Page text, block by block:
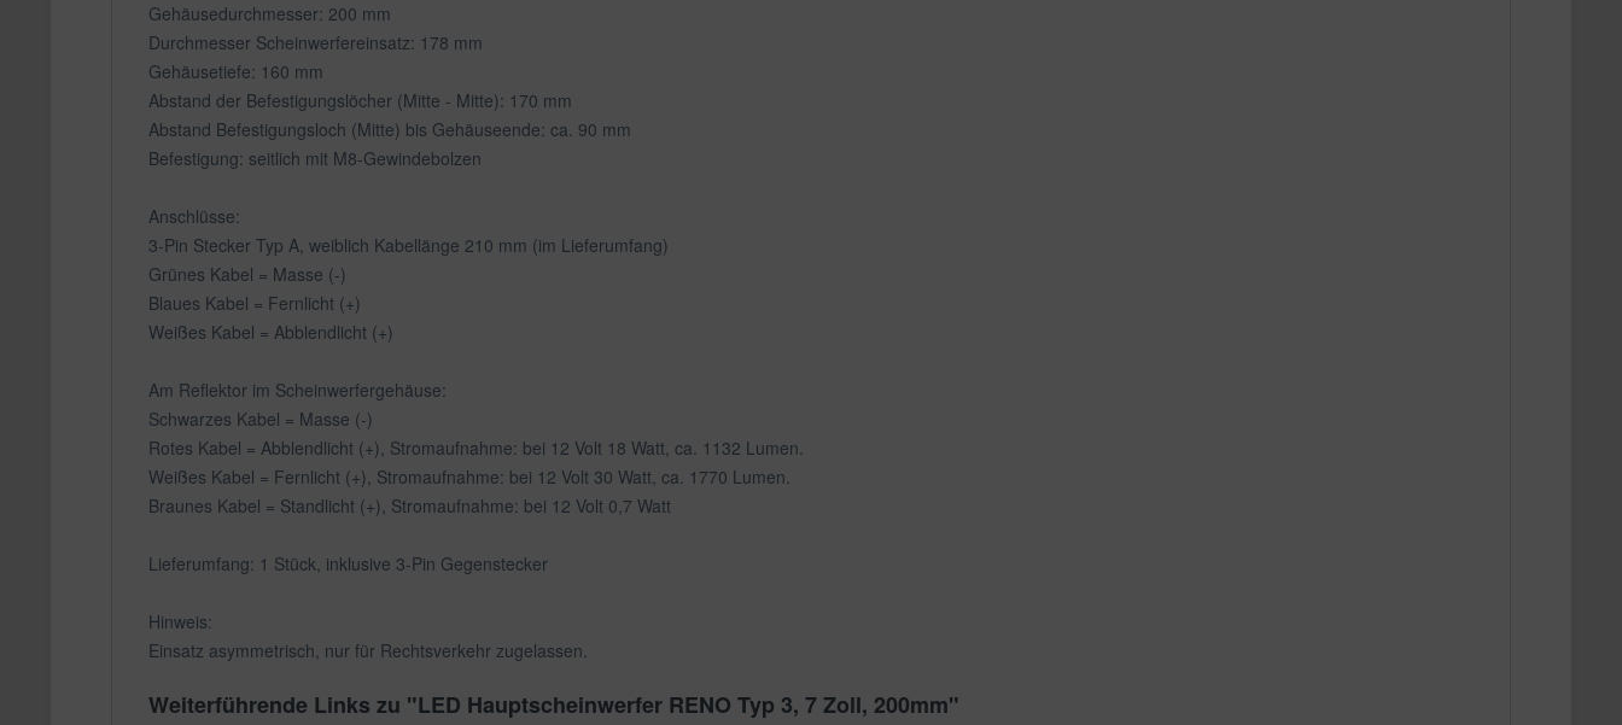
Gehäusedurchmesser: 200 mm
Durchmesser Scheinwerfereinsatz: 178 mm
Gehäusetiefe: 160 mm
Abstand der Befestigungslöcher (Mitte - Mitte): 170 mm
Abstand Befestigungsloch (Mitte) bis Gehäuseende: ca. 90 mm
Befestigung: seitlich mit M8-Gewindebolzen
Anschlüsse:
3-Pin Stecker Typ A, weiblich Kabellänge 210 mm (im Lieferumfang)
Grünes Kabel = Masse (-)
Blaues Kabel = Fernlicht (+)
Weißes Kabel = Abblendlicht (+)
Am Reflektor im Scheinwerfergehäuse:
Schwarzes Kabel = Masse (-)
Rotes Kabel = Abblendlicht (+), Stromaufnahme: bei 12 Volt 18 Watt, ca. 1132 Lumen.
Weißes Kabel = Fernlicht (+), Stromaufnahme: bei 12 Volt 30 Watt, ca. 1770 Lumen.
Braunes Kabel = Standlicht (+), Stromaufnahme: bei 12 Volt 0,7 Watt
Lieferumfang: 1 Stück, inklusive 3-Pin Gegenstecker
Hinweis:
Einsatz asymmetrisch, nur für Rechtsverkehr zugelassen.
Weiterführende Links zu "LED Hauptscheinwerfer RENO Typ 3, 7 Zoll, 200mm"